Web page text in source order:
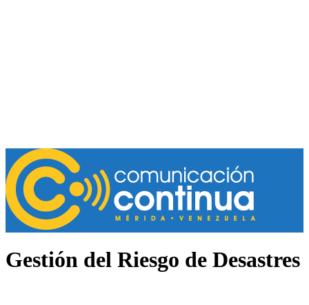
Gestión del Riesgo de Desastres